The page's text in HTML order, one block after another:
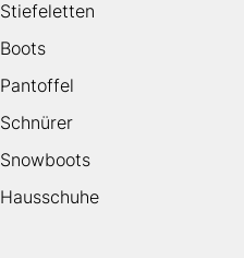
Stiefeletten
Boots
Pantoffel
Schnürer
Snowboots
Hausschuhe